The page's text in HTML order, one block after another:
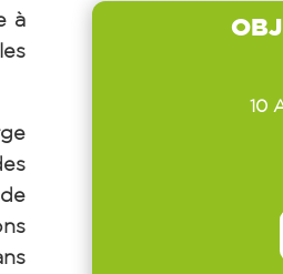
à
10